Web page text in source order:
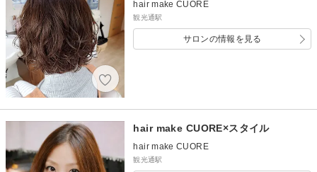
hair make CUORE
観光通駅
サロンの情報を見る
hair make CUORE×スタイル
hair make CUORE
観光通駅